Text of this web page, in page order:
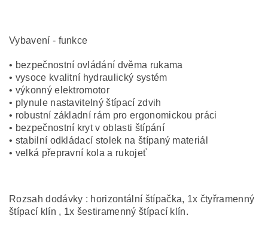
Vybavení - funkce
• bezpečnostní ovládání dvěma rukama
• vysoce kvalitní hydraulický systém
• výkonný elektromotor
• plynule nastavitelný štípací zdvih
• robustní základní rám pro ergonomickou práci
• bezpečnostní kryt v oblasti štípání
• stabilní odkládací stolek na štípaný materiál
• velká přepravní kola a rukojeť
Rozsah dodávky : horizontální štípačka, 1x čtyřramenný
štípací klín , 1x šestiramenný štípací klín.